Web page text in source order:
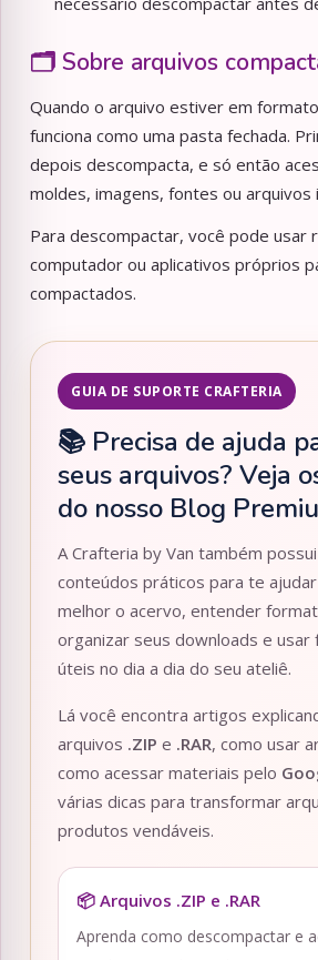
🗂️ Sobre arquivos
Quando o arquivo estiver em formato
funciona como uma pasta fechada.
depois descompacta, e só então
moldes, imagens, fontes ou arquivos
Para descompactar, você pode usar
computador ou aplicativos próprios
compactados.
GUIA DE SUPORTE CRAFTERIA
📚 Precisa de ajuda
seus arquivos? Veja
do nosso Blog
A Crafteria by Van também
conteúdos práticos para te
melhor o acervo, entender
organizar seus downloads e usar
úteis no dia a dia do seu ateliê.
Lá você encontra artigos
arquivos .ZIP e .RAR, como usar
como acessar materiais pelo
várias dicas para transformar
produtos vendáveis.
📦 Arquivos .ZIP e .RAR
Aprenda como descompactar e